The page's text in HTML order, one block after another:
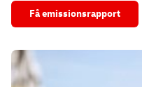
Få emissionsrapport